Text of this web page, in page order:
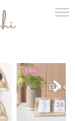
くらし